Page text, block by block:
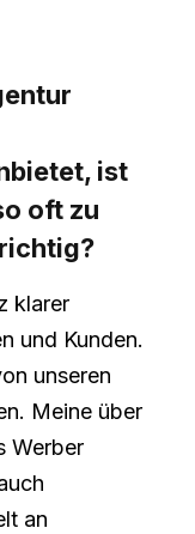
ist
oft zu
klarer
und Kunden.
unseren
Meine über
Werber
an